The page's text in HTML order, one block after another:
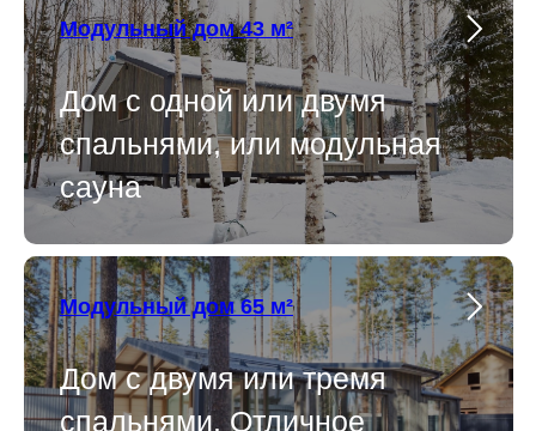
Модульный дом 43 м²
Дом с одной или двумя
спальнями, или модульная
сауна
Модульный дом 65 м²
Дом с двумя или тремя
спальнями. Отличное